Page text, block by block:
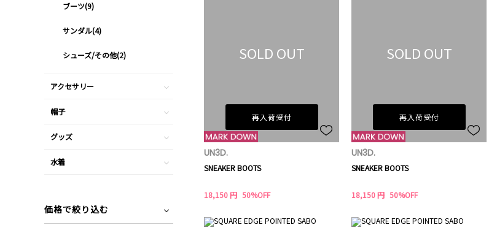
SOLD OUT
再入荷受付
UN3D.
SNEAKER BOOTS
18,150 円 50%OFF
SOLD OUT
再入荷受付
UN3D.
SNEAKER BOOTS
18,150 円 50%OFF
ブーツ(9)
サンダル(4)
シューズ/その他(2)
アクセサリー
帽子
グッズ
水着
価格で絞り込む